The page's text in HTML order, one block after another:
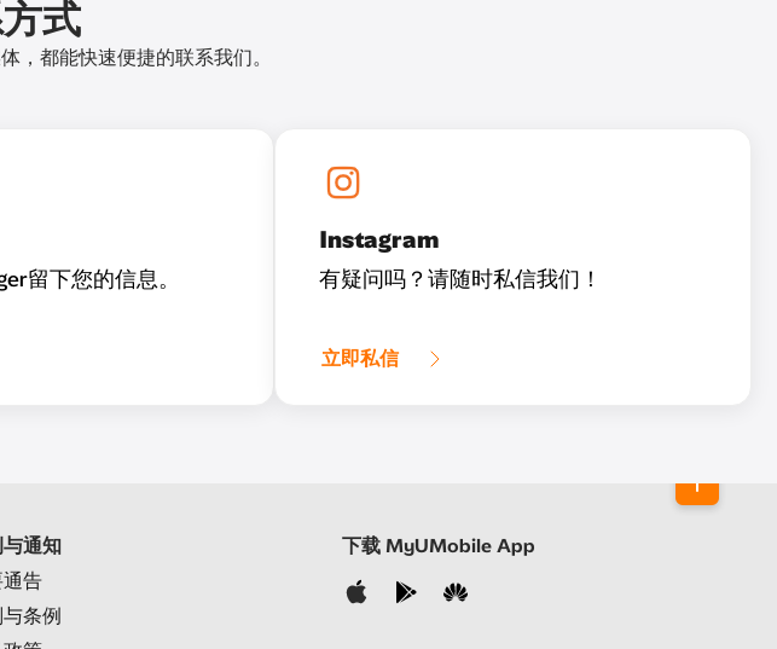
式
，都能快速便捷的联系我们。
留下您的信息。
Instagram
有疑问吗？请随时私信我们！
立即私信
通知
告
条例
下载 MyUMobile App